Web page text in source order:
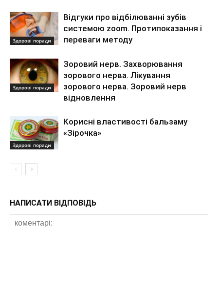
Здорові поради
Відгуки про відбілюванні зубів
системою zoom. Протипоказання і
переваги методу
Здорові поради
Зоровий нерв. Захворювання
зорового нерва. Лікування
зорового нерва. Зоровий нерв
відновлення
Здорові поради
Корисні властивості бальзаму
«Зірочка»
НАПИСАТИ ВІДПОВІДЬ